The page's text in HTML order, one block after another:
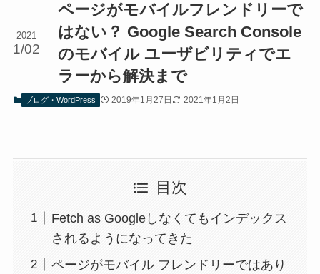
ページがモバイルフレンドリーで
はない？ Google Search Console
のモバイル ユーザビリティでエ
ラーから解決まで
2021
1/02
ブログ・WordPress 2019年1月27日 2021年1月2日
目次
Fetch as Googleしなくてもインデックス
されるようになってきた
ページがモバイル フレンドリーではあり